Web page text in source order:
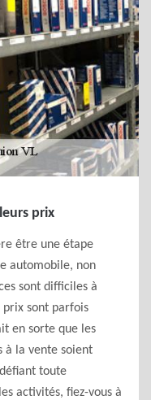
prix
être une étape
automobile, non
sont difficiles à
prix sont parfois
en sorte que les
à la vente soient
toute
activités, fiez-vous à